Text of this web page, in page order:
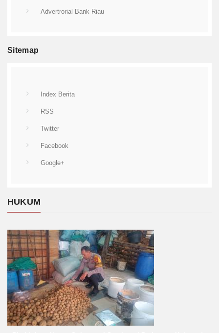
Advertrorial Bank Riau
Sitemap
Index Berita
RSS
Twitter
Facebook
Google+
HUKUM